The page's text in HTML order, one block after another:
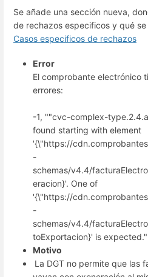
Se añade una sección nueva,
de rechazos especificos y qué se
Casos especificos de rechazos
Error
El comprobante electrónico
errores:
-1, ""cvc-complex-
found starting with element
'{\"https://
-
schemas/v4.4/
eracion}'. One of
'{\"https://
-
schemas/v4.4/
toExportacion}' is
Motivo
La DGT no permite que las